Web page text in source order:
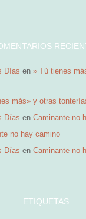
Días en» Tú tienes
más» y otras
Días enCaminante no
no hay camino
Días enCaminante no
ETIQUETAS